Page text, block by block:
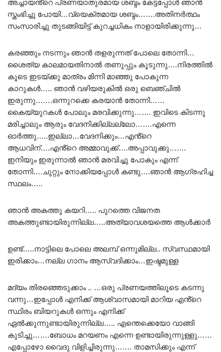
അച്ചായൻ്റെ പ്രണയാതുരമായ ശബ്ദം കേട്ടപ്പോൾ ഞാൻ
സ്തംഭിച്ചു പോയി…വ്യെക്തമായ ശബ്ദം…….അതിനർത്ഥം
സംസാരിച്ചു തുടങ്ങിയിട്ട് കുറച്ചധികം നാളായിരിക്കുന്നു…
കരഞ്ഞും നടന്നും ഞാൻ തളരുന്നത് പോലെ തോന്നി…
ശൈത്യ കാലമായതിനാൽ തണുപ്പും കൂടുന്നു….നിരത്തിൽ
കൂടെ ഇടയ്ക്കു മാത്രം മിന്നി മാഞ്ഞു പോകുന്ന
കാറുകൾ….. ഞാൻ വഴിയരുകിൽ ഒരു ബെഞ്ചിൽ
ഇരുന്നു…….ഒന്നുറക്കെ കരയാൻ തോന്നി……
കൈയ്യുറകൾ പോലും മരവിക്കുന്നു……. ഇവിടെ കിടന്നു
മരിച്ചാലും ആരും വേദനിക്കില്ലല്ലോ…….എന്നെ
ഓർത്തു…..ഇല്ലാ…വേദനിക്കും…എൻ്റെ
ആധവിന്….എൻ്റെ അമ്മാവുക്ക്….അപ്പാവുക്കു…….
ഇനിയും ഇരുന്നാൽ ഞാൻ മരവിച്ചു പോകും എന്ന്
തോന്നി….ചുറ്റും നോക്കിയപ്പോൾ കണ്ടു….ഞാൻ ആഗ്രഹിച്ച
സ്ഥലം…..
ഞാൻ അകത്തു കയറി….. പുറത്തെ വിജനത
അകത്തുണ്ടായിരുന്നില്ല…..അത്യാവശയത്തെ ആൾക്കാർ
ഉണ്ട്…..നാട്ടിലെ പോലെ അലമ്പ് ഒന്നുമില്ല.. സ്വസ്ഥമായി
ഇരിക്കാം…നല്ല ഗാനം ആസ്വദിക്കാം…ഇഷ്ടമുള്ള
മദ്യം തിരഞ്ഞെടുക്കാം .. …ഒരു പ്രണയത്തിലൂടെ കടന്നു
വന്നു…ഇപ്പോൾ എനിക്ക് ആശ്വാസമായി മാറിയ എൻ്റെ
സ്ഥിരം ബിയറുകൾ ഒന്നും എനിക്ക്
ഏൽക്കുന്നുണ്ടായിരുന്നില്ല….. എന്തെക്കെയോ വാങ്ങി
കുടിച്ചു…….ബോധം മറയണം എന്നെ ഉണ്ടായിരുന്നുള്ളു……
എപ്പോഴോ വൈദു വിളിച്ചിരുന്നു……. താമസിക്കും എന്ന്